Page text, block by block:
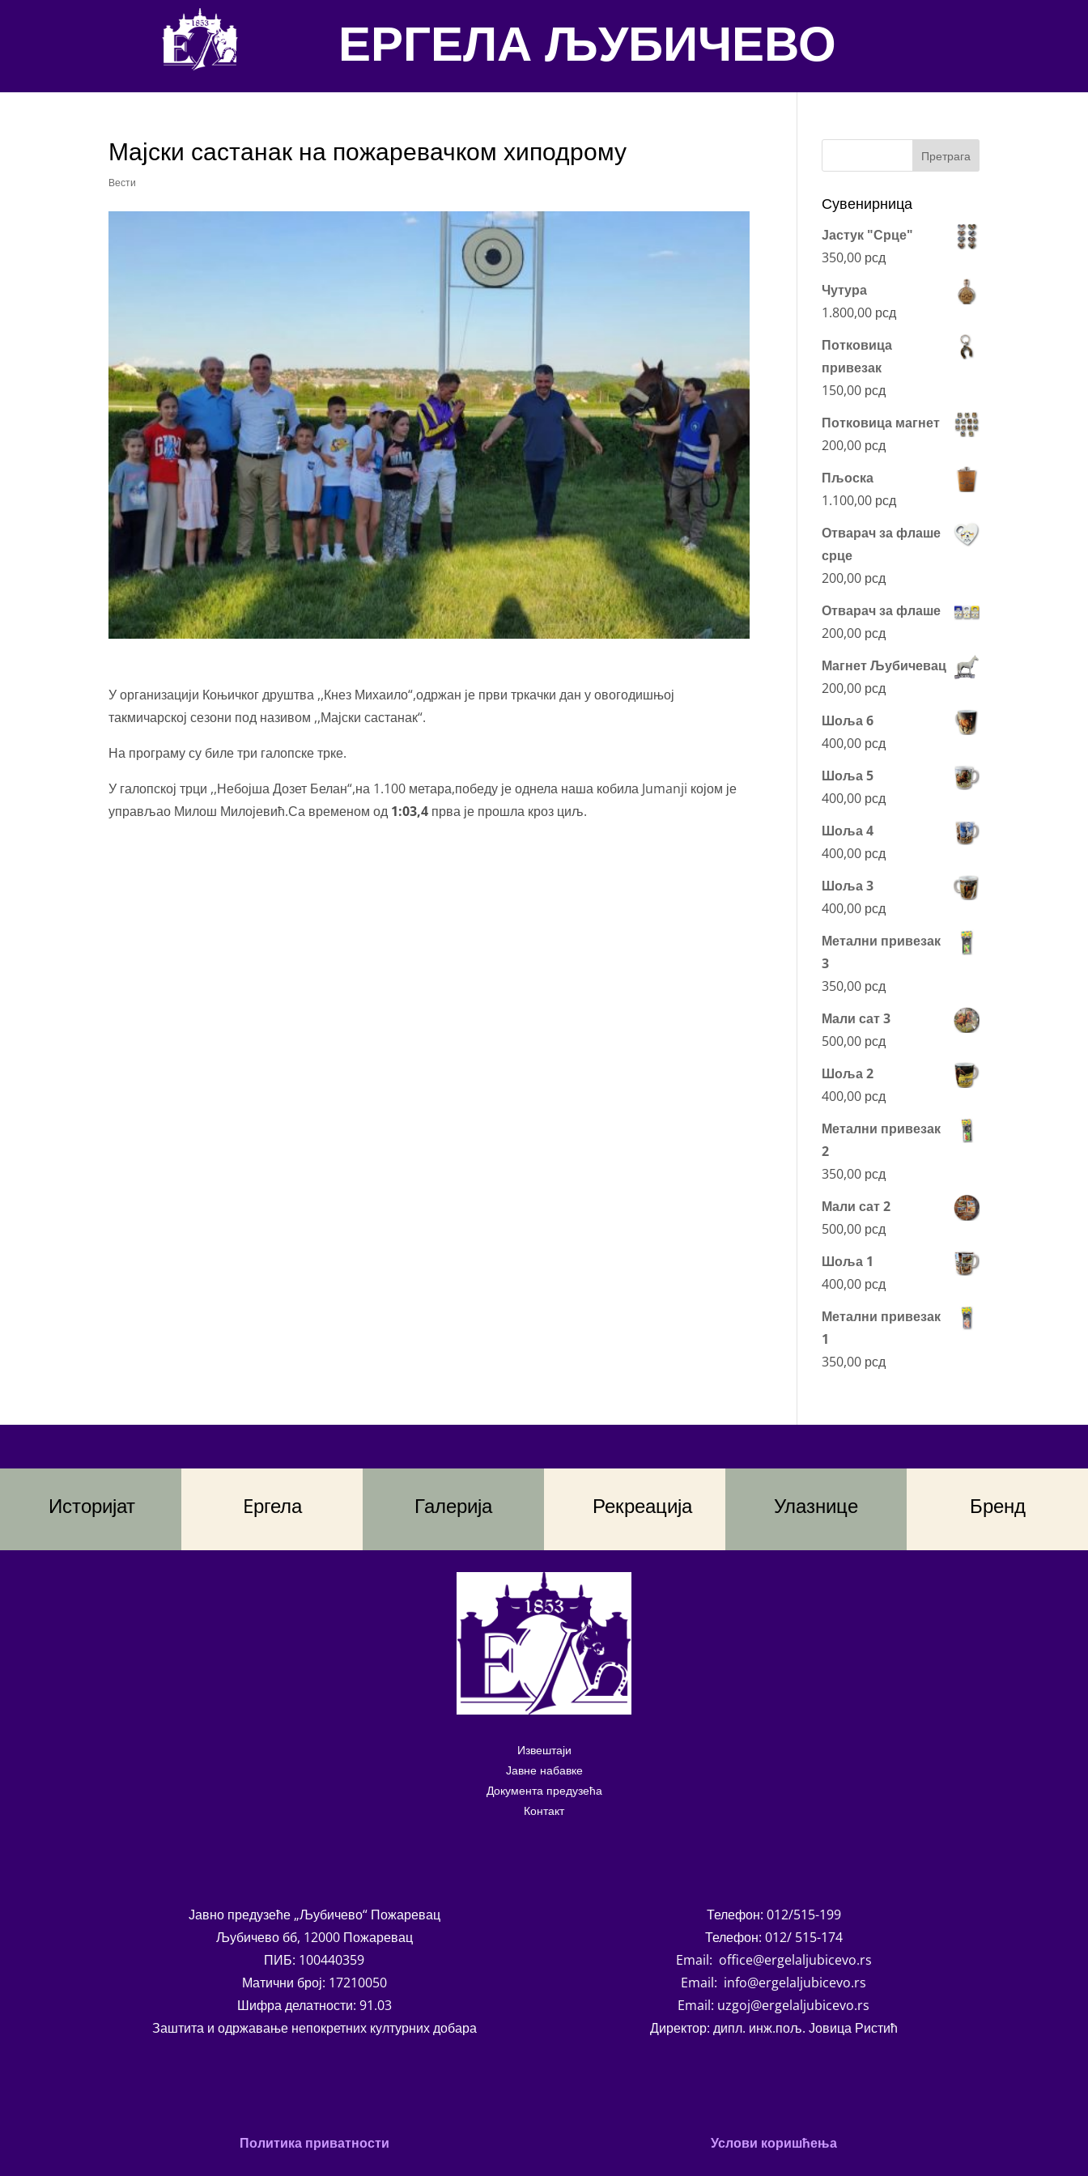
ЕРГЕЛА ЉУБИЧЕВО
Мајски састанак на пожаревачком хиподрому
Вести
У организацији Коњичког друштва ,,Кнез Михаило“,одржан је први тркачки дан у овогодишњој
такмичарској сезони под називом ,,Мајски састанак“.
На програму су биле три галопске трке.
У галопској трци ,,Небојша Дозет Белан“,на 1.100 метара,победу је однела наша кобила Jumanji којом је
управљао Милош Милојевић.Са временом од 1:03,4 прва је прошла кроз циљ.
Претрага
Сувенирница
Јастук "Срце"
350,00 рсд
Чутура
1.800,00 рсд
Потковица
привезак
150,00 рсд
Потковица магнет
200,00 рсд
Пљоска
1.100,00 рсд
Отварач за флаше
срце
200,00 рсд
Отварач за флаше
200,00 рсд
Магнет Љубичевац
200,00 рсд
Шоља 6
400,00 рсд
Шоља 5
400,00 рсд
Шоља 4
400,00 рсд
Шоља 3
400,00 рсд
Метални привезак
3
350,00 рсд
Мали сат 3
500,00 рсд
Шоља 2
400,00 рсд
Метални привезак
2
350,00 рсд
Мали сат 2
500,00 рсд
Шоља 1
400,00 рсд
Метални привезак
1
350,00 рсд
Историјат Eргела Галерија Рекреација Улазнице Бренд
Извештаји
Јавне набавке
Документа предузећа
Контакт
Јавно предузеће „Љубичево“ Пожаревац
Љубичево бб, 12000 Пожаревац
ПИБ: 100440359
Матични број: 17210050
Шифра делатности: 91.03
Заштита и одржавање непокретних културних добара
Телефон: 012/515-199
Телефон: 012/ 515-174
Email: office@ergelaljubicevo.rs
Email: info@ergelaljubicevo.rs
Email: uzgoj@ergelaljubicevo.rs
Директор: дипл. инж.пољ. Јовица Ристић
Политика приватности Услови коришћења